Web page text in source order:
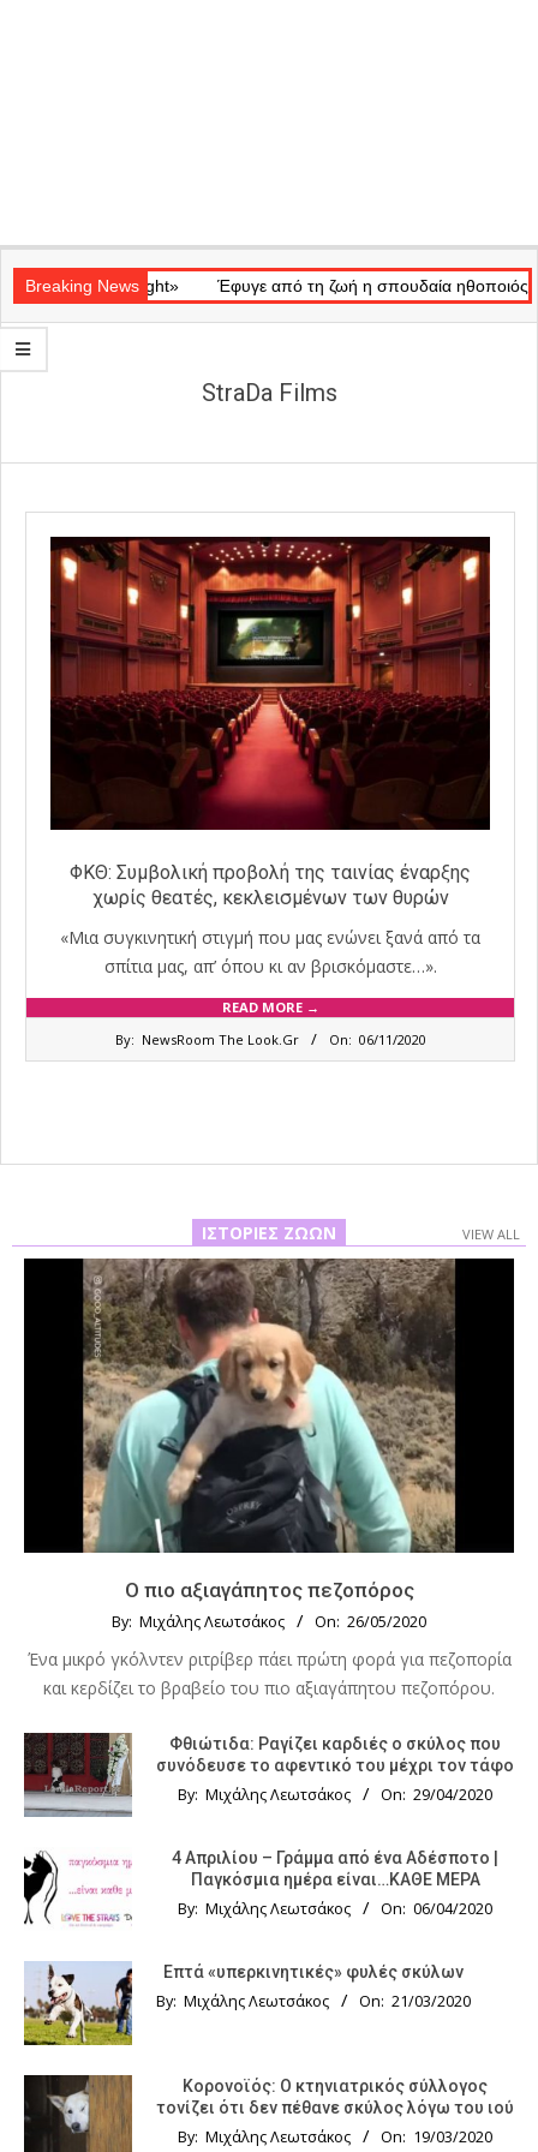
Navigation
Menu
Breaking News
«Ray of Light» Έφυγε από τη ζωή η σπουδαία ηθοποιός Μάρω
StraDa Films
ΦΚΘ: Συμβολική προβολή της ταινίας έναρξης
χωρίς θεατές, κεκλεισμένων των θυρών
«Μια συγκινητική στιγμή που μας ενώνει ξανά από τα
σπίτια μας, απ’ όπου κι αν βρισκόμαστε…».
READ MORE →
By: NewsRoom The Look.Gr On: 06/11/2020
ΙΣΤΟΡΊΕΣ ΖΏΩΝ VIEW ALL
Ο πιο αξιαγάπητος πεζοπόρος
By: Μιχάλης Λεωτσάκος On: 26/05/2020
Ένα μικρό γκόλντεν ριτρίβερ πάει πρώτη φορά για πεζοπορία
και κερδίζει το βραβείο του πιο αξιαγάπητου πεζοπόρου.
Φθιώτιδα: Ραγίζει καρδιές ο σκύλος που
συνόδευσε το αφεντικό του μέχρι τον τάφο
By: Μιχάλης Λεωτσάκος On: 29/04/2020
4 Απριλίου – Γράμμα από ένα Αδέσποτο |
Παγκόσμια ημέρα είναι…ΚΑΘΕ ΜΕΡΑ
By: Μιχάλης Λεωτσάκος On: 06/04/2020
Επτά «υπερκινητικές» φυλές σκύλων
By: Μιχάλης Λεωτσάκος On: 21/03/2020
Κορονοϊός: Ο κτηνιατρικός σύλλογος
τονίζει ότι δεν πέθανε σκύλος λόγω του ιού
By: Μιχάλης Λεωτσάκος On: 19/03/2020